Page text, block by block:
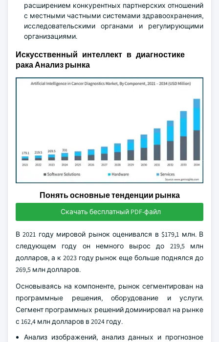
расширением конкурентных партнерских отношений
с местными частными системами здравоохранения,
исследовательскими органами и регулирующими
организациями.
Искусственный интеллект в диагностике
рака Анализ рынка
Понять основные тенденции рынка
Скачать бесплатный PDF-файл
В 2021 году мировой рынок оценивался в $179,1 млн. В
следующем году он немного вырос до 219,5 млн
долларов, а к 2023 году рынок еще больше поднялся до
269,5 млн долларов.
Основываясь на компоненте, рынок сегментирован на
программные решения, оборудование и услуги.
Сегмент программных решений доминировал на рынке
с 162,4 млн долларов в 2024 году.
Анализ изображений, анализ данных и прогнозное